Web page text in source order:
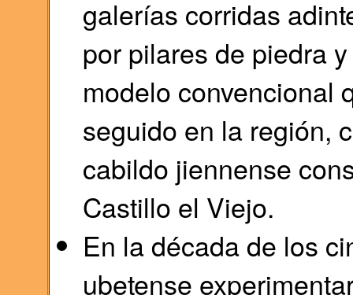
galerías corridas
por pilares de piedra
modelo convencional
seguido en la región,
cabildo jiennense
Castillo el Viejo.
En la década de los
ubetense